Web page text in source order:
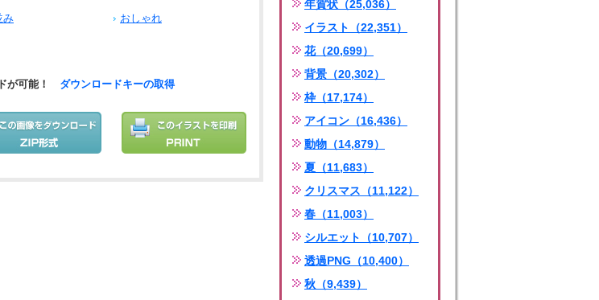
み
おしゃれ
が可能！ ダウンロードキーの取得
年賀状（25,036）
イラスト（22,351）
花（20,699）
背景（20,302）
枠（17,174）
アイコン（16,436）
動物（14,879）
夏（11,683）
クリスマス（11,122）
春（11,003）
シルエット（10,707）
透過PNG（10,400）
秋（9,439）